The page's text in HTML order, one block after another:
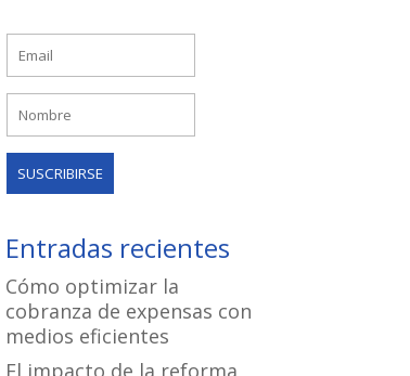
Entradas recientes
Cómo optimizar la
cobranza de expensas con
medios eficientes
El impacto de la reforma